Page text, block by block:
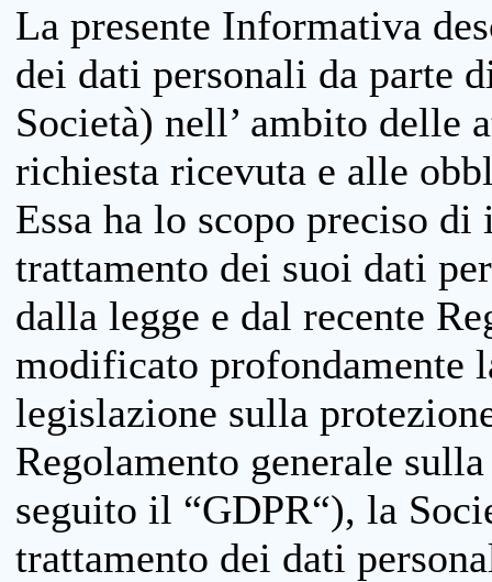
La presente Informativa
dei dati personali da parte
Società) nell’ ambito delle
richiesta ricevuta e alle
Essa ha lo scopo preciso
trattamento dei suoi dati
dalla legge e dal recente
modificato profondamente
legislazione sulla
Regolamento generale
seguito il “GDPR“), la
trattamento dei dati